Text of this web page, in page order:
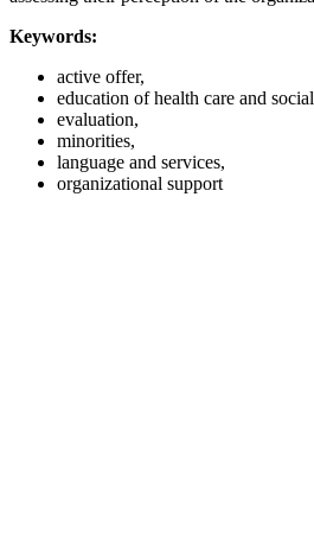
Keywords:
active offer,
education of health care and
evaluation,
minorities,
language and services,
organizational support